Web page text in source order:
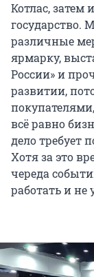
Котлас, затем
государство.
различные
ярмарку,
России» и
развитии,
всё равно
дело требует
Хотя за это
череда
работать и не